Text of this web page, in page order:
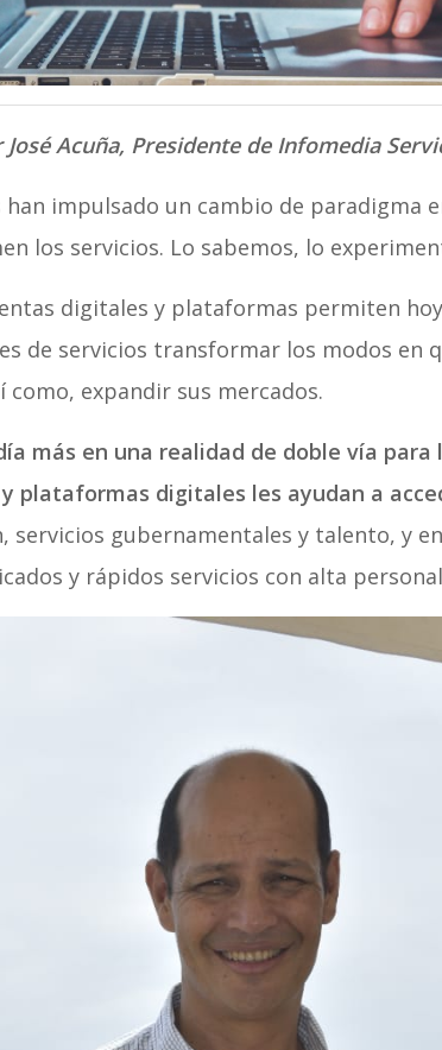
José Acuña, Presidente de Infomedia
impulsado un cambio de paradigma
los servicios. Lo sabemos, lo
digitales y plataformas permiten
de servicios transformar los modos en
como, expandir sus mercados.
más en una realidad de doble vía para
plataformas digitales les ayudan a
servicios gubernamentales y talento, y
y rápidos servicios con alta